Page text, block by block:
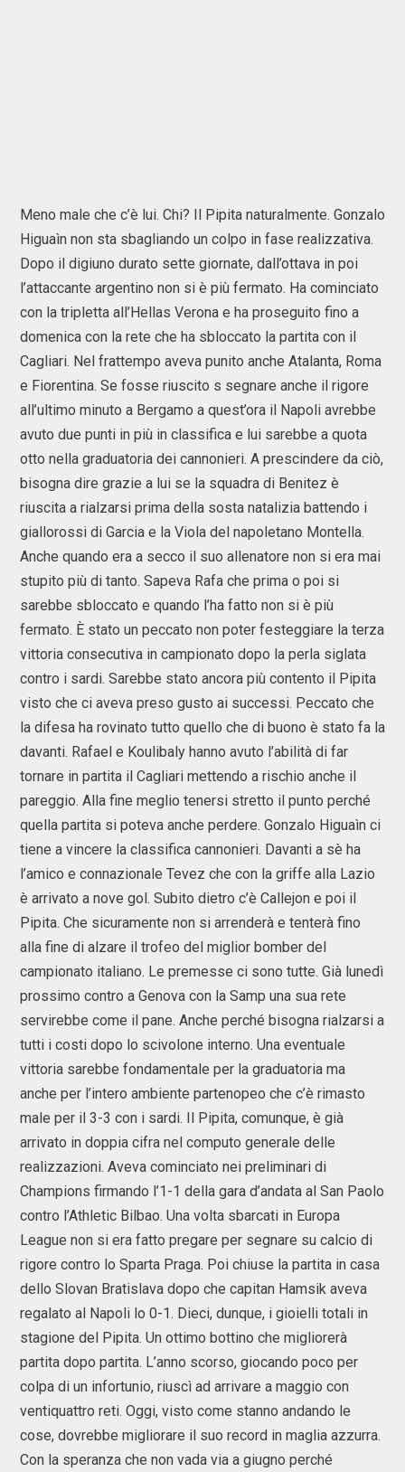
Meno male che c’è lui. Chi? Il Pipita naturalmente. Gonzalo
Higuaìn non sta sbagliando un colpo in fase realizzativa.
Dopo il digiuno durato sette giornate, dall’ottava in poi
l’attaccante argentino non si è più fermato. Ha cominciato
con la tripletta all’Hellas Verona e ha proseguito fino a
domenica con la rete che ha sbloccato la partita con il
Cagliari. Nel frattempo aveva punito anche Atalanta, Roma
e Fiorentina. Se fosse riuscito s segnare anche il rigore
all’ultimo minuto a Bergamo a quest’ora il Napoli avrebbe
avuto due punti in più in classifica e lui sarebbe a quota
otto nella graduatoria dei cannonieri. A prescindere da ciò,
bisogna dire grazie a lui se la squadra di Benitez è
riuscita a rialzarsi prima della sosta natalizia battendo i
giallorossi di Garcia e la Viola del napoletano Montella.
Anche quando era a secco il suo allenatore non si era mai
stupito più di tanto. Sapeva Rafa che prima o poi si
sarebbe sbloccato e quando l’ha fatto non si è più
fermato. È stato un peccato non poter festeggiare la terza
vittoria consecutiva in campionato dopo la perla siglata
contro i sardi. Sarebbe stato ancora più contento il Pipita
visto che ci aveva preso gusto ai successi. Peccato che
la difesa ha rovinato tutto quello che di buono è stato fa la
davanti. Rafael e Koulibaly hanno avuto l’abilità di far
tornare in partita il Cagliari mettendo a rischio anche il
pareggio. Alla fine meglio tenersi stretto il punto perché
quella partita si poteva anche perdere. Gonzalo Higuaìn ci
tiene a vincere la classifica cannonieri. Davanti a sè ha
l’amico e connazionale Tevez che con la griffe alla Lazio
è arrivato a nove gol. Subito dietro c’è Callejon e poi il
Pipita. Che sicuramente non si arrenderà e tenterà fino
alla fine di alzare il trofeo del miglior bomber del
campionato italiano. Le premesse ci sono tutte. Già lunedì
prossimo contro a Genova con la Samp una sua rete
servirebbe come il pane. Anche perché bisogna rialzarsi a
tutti i costi dopo lo scivolone interno. Una eventuale
vittoria sarebbe fondamentale per la graduatoria ma
anche per l’intero ambiente partenopeo che c’è rimasto
male per il 3-3 con i sardi. Il Pipita, comunque, è già
arrivato in doppia cifra nel computo generale delle
realizzazioni. Aveva cominciato nei preliminari di
Champions firmando l’1-1 della gara d’andata al San Paolo
contro l’Athletic Bilbao. Una volta sbarcati in Europa
League non si era fatto pregare per segnare su calcio di
rigore contro lo Sparta Praga. Poi chiuse la partita in casa
dello Slovan Bratislava dopo che capitan Hamsik aveva
regalato al Napoli lo 0-1. Dieci, dunque, i gioielli totali in
stagione del Pipita. Un ottimo bottino che migliorerà
partita dopo partita. L’anno scorso, giocando poco per
colpa di un infortunio, riuscì ad arrivare a maggio con
ventiquattro reti. Oggi, visto come stanno andando le
cose, dovrebbe migliorare il suo record in maglia azzurra.
Con la speranza che non vada via a giugno perché